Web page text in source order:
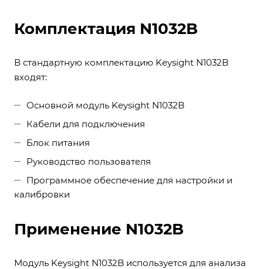
Комплектация N1032B
В стандартную комплектацию Keysight N1032B
входят:
Основной модуль Keysight N1032B
Кабели для подключения
Блок питания
Руководство пользователя
Программное обеспечение для настройки и
калибровки
Применение N1032B
Модуль Keysight N1032B используется для анализа